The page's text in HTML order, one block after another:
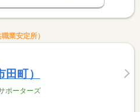
業安定所）
町）
ポーターズ